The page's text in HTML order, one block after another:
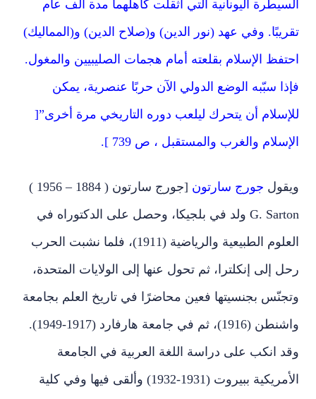
السيطرة اليونانية التي أثقلت كاهلهما مدة ألف عام
تقريبًا. وفي عهد (نور الدين) و(صلاح الدين) و(المماليك)
احتفظ الإسلام بقلعته أمام هجمات الصليبيين والمغول.
فإذا سبّبه الوضع الدولي الآن حربًا عنصرية، يمكن
للإسلام أن يتحرك ليلعب دوره التاريخي مرة أخرى”[
الإسلام والغرب والمستقبل ، ص 739 ].
ويقول جورج سارتون
[جورج سارتون ( 1884 – 1956 )
G. Sarton ولد في بلجيكا، وحصل على الدكتوراه في
العلوم الطبيعية والرياضية (1911)، فلما نشبت الحرب
رحل إلى إنكلترا، ثم تحول عنها إلى الولايات المتحدة،
وتجنّس بجنسيتها فعين محاضرًا في تاريخ العلم بجامعة
واشنطن (1916)، ثم في جامعة هارفارد (1917-1949).
وقد انكب على دراسة اللغة العربية في الجامعة
الأمريكية ببيروت (1931-1932) وألقى فيها وفي كلية